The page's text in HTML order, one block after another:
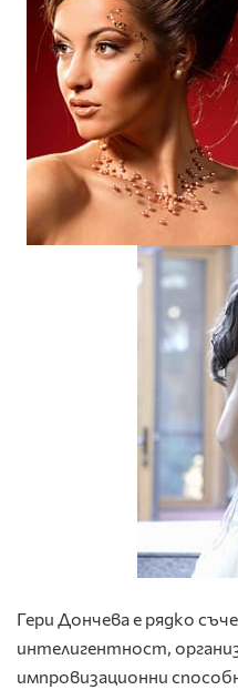
Гери Дончева е рядко
интелигентност,
импровизационни